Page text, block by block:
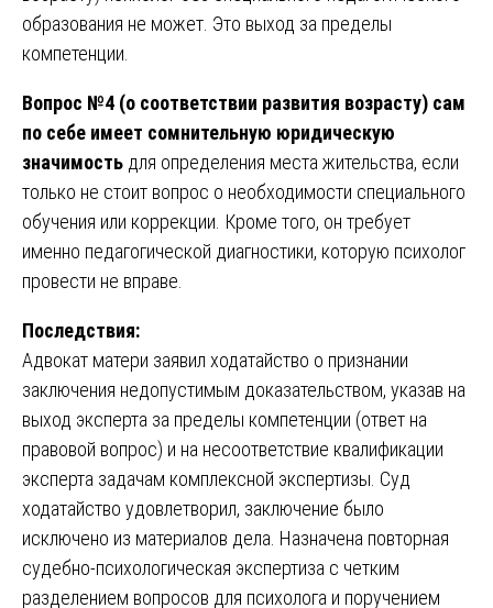
образования не может. Это выход за пределы
компетенции.
Вопрос №4 (о соответствии развития возрасту) сам
по себе имеет сомнительную юридическую
значимость для определения места жительства, если
только не стоит вопрос о необходимости специального
обучения или коррекции. Кроме того, он требует
именно педагогической диагностики, которую психолог
провести не вправе.
Последствия:
Адвокат матери заявил ходатайство о признании
заключения недопустимым доказательством, указав на
выход эксперта за пределы компетенции (ответ на
правовой вопрос) и на несоответствие квалификации
эксперта задачам комплексной экспертизы. Суд
ходатайство удовлетворил, заключение было
исключено из материалов дела. Назначена повторная
судебно-психологическая экспертиза с четким
разделением вопросов для психолога и поручением